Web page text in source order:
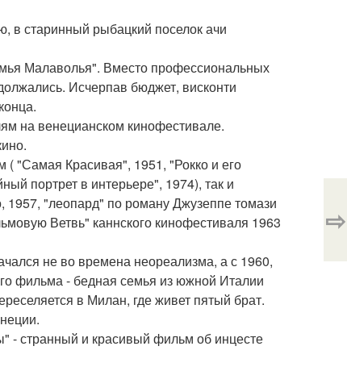
в старинный рыбацкий поселок ачи
Малаволья". Вместо профессиональных
Исчерпав бюджет, висконти
на венецианском кинофестивале.
"Самая Красивая", 1951, "Рокко и его
портрет в интерьере", 1974), так и
1957, "леопард" по роману Джузеппе томази
Ветвь" каннского кинофестиваля 1963
не во времена неореализма, а с 1960,
фильма - бедная семья из южной Италии
в Милан, где живет пятый брат.
странный и красивый фильм об инцесте
⇨